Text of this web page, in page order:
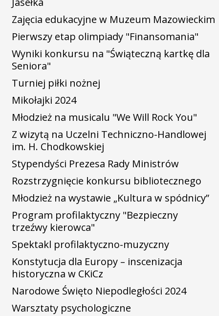
Zajęcia edukacyjne w Muzeum Mazowieckim
Pierwszy etap olimpiady "Finansomania"
Wyniki konkursu na "Świąteczną kartkę dla
Seniora"
Turniej piłki nożnej
Mikołajki 2024
Młodzież na musicalu "We Will Rock You"
Z wizytą na Uczelni Techniczno-Handlowej
im. H. Chodkowskiej
Stypendyści Prezesa Rady Ministrów
Rozstrzygnięcie konkursu bibliotecznego
Młodzież na wystawie „Kultura w spódnicy”
Program profilaktyczny "Bezpieczny
trzeźwy kierowca"
Spektakl profilaktyczno-muzyczny
Konstytucja dla Europy – inscenizacja
historyczna w CKiCz
Narodowe Święto Niepodległości 2024
Warsztaty psychologiczne